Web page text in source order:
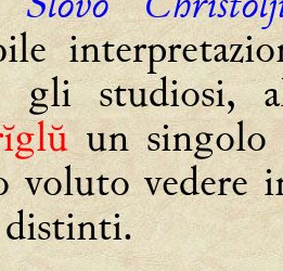
gli studiosi,
un
voluto vedere